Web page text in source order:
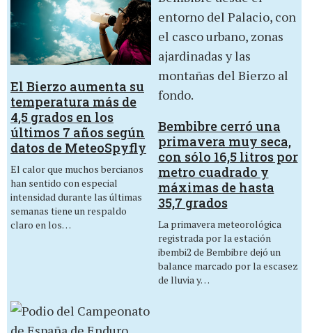
El Bierzo aumenta su
temperatura más de
4,5 grados en los
últimos 7 años según
datos de MeteoSpyfly
El calor que muchos bercianos
han sentido con especial
intensidad durante las últimas
semanas tiene un respaldo
claro en los…
Bembibre cerró una
primavera muy seca,
con sólo 16,5 litros por
metro cuadrado y
máximas de hasta
35,7 grados
La primavera meteorológica
registrada por la estación
ibembi2 de Bembibre dejó un
balance marcado por la escasez
de lluvia y…